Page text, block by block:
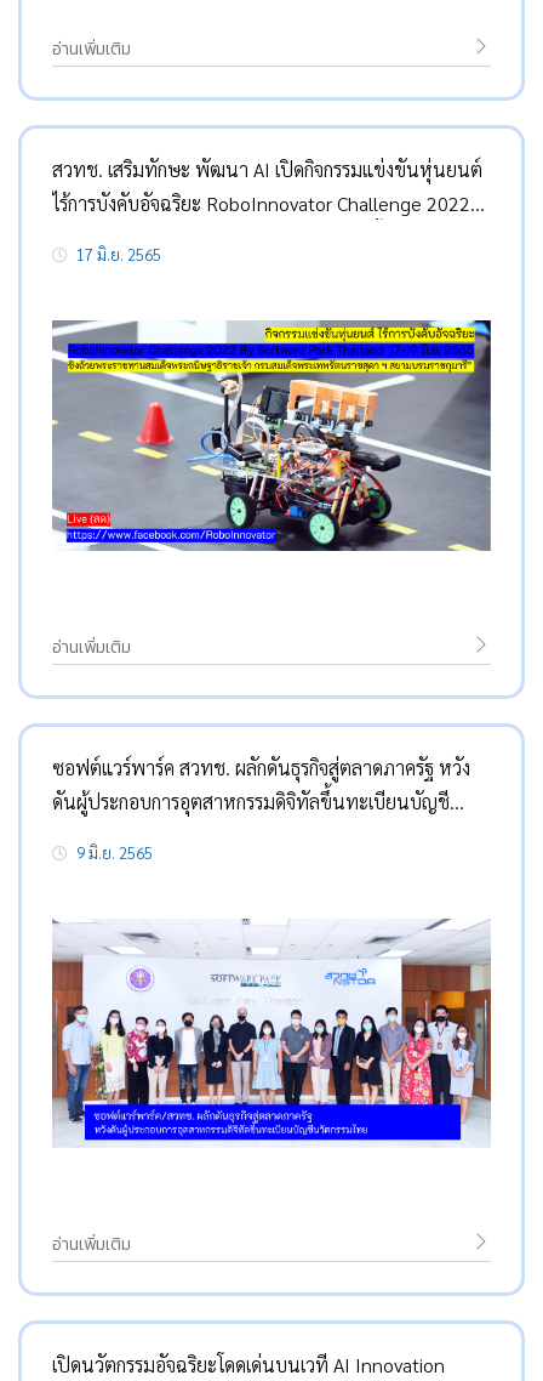
อ่านเพิ่มเติม
สวทช. เสริมทักษะ พัฒนา AI เปิดกิจกรรมแข่งขันหุ่นยนต์
ไร้การบังคับอัจฉริยะ RoboInnovator Challenge 2022
17 มิ.ย. 2565
อ่านเพิ่มเติม
ซอฟต์แวร์พาร์ค สวทช. ผลักดันธุรกิจสู่ตลาดภาครัฐ หวัง
ดันผู้ประกอบการอุตสาหกรรมดิจิทัลขึ้นทะเบียนบัญชี
9 มิ.ย. 2565
อ่านเพิ่มเติม
เปิดนวัตกรรมอัจฉริยะโดดเด่นบนเวที AI Innovation